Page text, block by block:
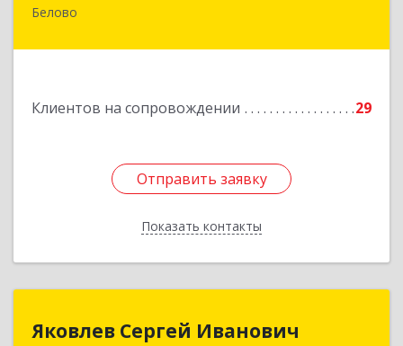
Белово
Клиентов на сопровождении 29
Отправить заявку
Показать контакты
652600, Кемеровская обл, Белово г, Почтовый
Отправить заявку
Назад
Яковлев Сергей Иванович
Яковлев Сергей Иванович